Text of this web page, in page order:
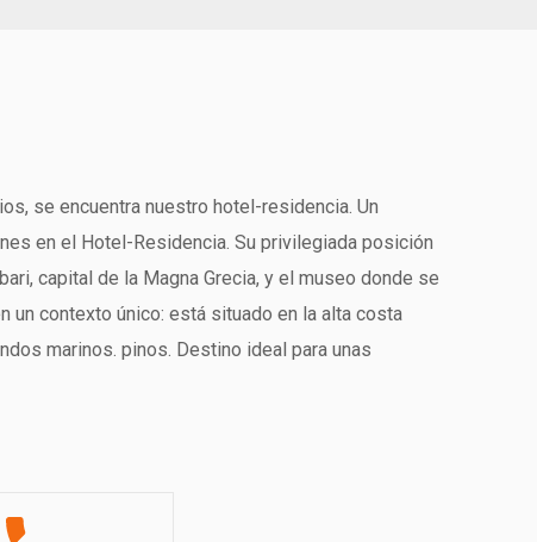
se encuentra nuestro hotel-residencia. Un
en el Hotel-Residencia. Su privilegiada posición
capital de la Magna Grecia, y el museo donde se
un contexto único: está situado en la alta costa
marinos. pinos. Destino ideal para unas
los más pequeños, un miniclub y servicio de
entretener a tus hijos con total seguridad, pero al